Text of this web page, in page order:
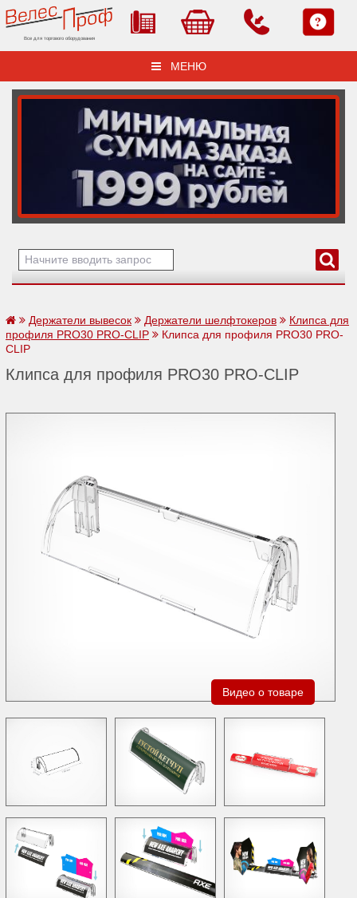
Все для торгового оборудования
МЕНЮ
Держатели вывесок Держатели шелфтокеров
Клипса для
профиля PRO30 PRO-CLIP
Клипса для профиля PRO30 PRO-
CLIP
Клипса для профиля PRO30 PRO-CLIP
Видео о товаре